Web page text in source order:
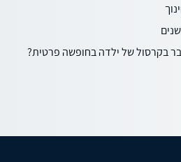
בקרסול של ילדה בחופשה פרטית?